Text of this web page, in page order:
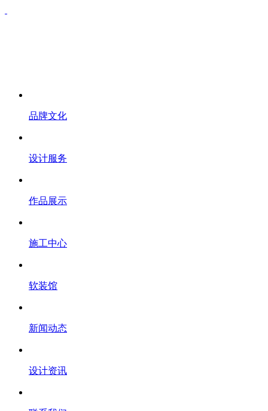
品牌文化
设计服务
作品展示
施工中心
软装馆
新闻动态
设计资讯